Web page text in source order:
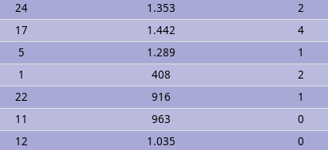
24 1.353 2
17 1.442 4
5 1.289 1
1 408 2
22 916 1
11 963 0
12 1.035 0